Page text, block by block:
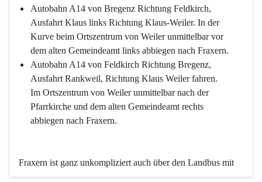
Autobahn A14 von Bregenz Richtung Feldkirch,
Ausfahrt Klaus links Richtung Klaus-Weiler. In der
Kurve beim Ortszentrum von Weiler unmittelbar vor
dem alten Gemeindeamt links abbiegen nach Fraxern.
Autobahn A14 von Feldkirch Richtung Bregenz,
Ausfahrt Rankweil, Richtung Klaus Weiler fahren.
Im Ortszentrum von Weiler unmittelbar nach der
Pfarrkirche und dem alten Gemeindeamt rechts
abbiegen nach Fraxern.
Fraxern ist ganz unkompliziert auch über den Landbus mit
den öffentlichen Verkehrsmitteln zu erreichen. Die Linie